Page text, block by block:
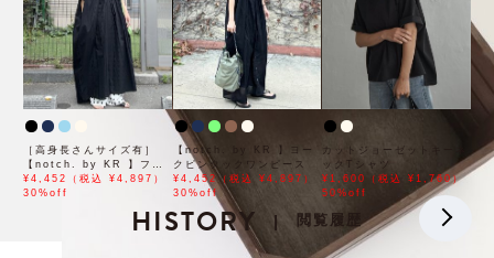
［高身長さんサイズ有］
【notch. by KR 】フロ
ント刺繍スキッパーワンピ
ース
¥4,452（税込 ¥4,897）
30%off
【notch. by KR 】ヨー
クピンタックワンピース
¥4,452（税込 ¥4,897）
30%off
カットジョーゼットキーネ
ックTシャツ
¥1,600（税込 ¥1,760）
50%off
HISTORY | 閲覧履歴